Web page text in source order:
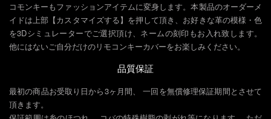
コモンキーもファッションアイテムに変身します。本製品のオーダーメ
イドは上部【カスタマイズする】を押して頂き、お好きな革の模様・色
を3Dシミュレーターでご選択頂け、ネームの刻印もお入れ致します。
他にはないご自分だけのリモコンキーカバーをお楽しみください。
品質保証
最初の商品お受取り日から3ヶ月間、 一回を無償修理保証期間とさせて
頂きます。